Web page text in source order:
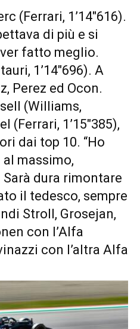
(Ferrari, 1’14″616).
di più e si
fatto meglio.
1’14″696). A
Perez ed Ocon.
(Williams,
(Ferrari, 1’15″385),
dai top 10. “Ho
massimo,
dura rimontare
il tedesco, sempre
Stroll, Grosejan,
con l’Alfa
con l’altra Alfa